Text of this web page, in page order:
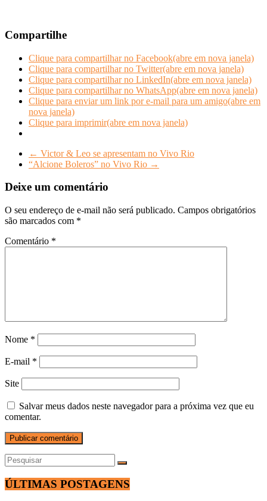
Compartilhe
Clique para compartilhar no Facebook(abre em nova janela)
Clique para compartilhar no Twitter(abre em nova janela)
Clique para compartilhar no LinkedIn(abre em nova janela)
Clique para compartilhar no WhatsApp(abre em nova janela)
Clique para enviar um link por e-mail para um amigo(abre em
nova janela)
Clique para imprimir(abre em nova janela)
← Victor & Leo se apresentam no Vivo Rio
“Alcione Boleros” no Vivo Rio →
Deixe um comentário
O seu endereço de e-mail não será publicado. Campos obrigatórios
são marcados com *
Comentário *
Nome *
E-mail *
Site
Salvar meus dados neste navegador para a próxima vez que eu
comentar.
ÚLTIMAS POSTAGENS